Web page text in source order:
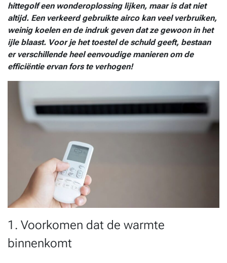
hittegolf een wonderoplossing lijken, maar is dat niet
altijd. Een verkeerd gebruikte airco kan veel verbruiken,
weinig koelen en de indruk geven dat ze gewoon in het
ijle blaast. Voor je het toestel de schuld geeft, bestaan
er verschillende heel eenvoudige manieren om de
efficiëntie ervan fors te verhogen!
1. Voorkomen dat de warmte
binnenkomt